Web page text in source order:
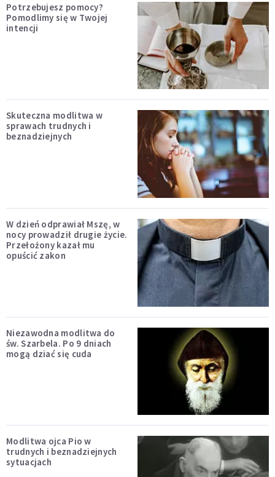
Potrzebujesz pomocy?
Pomodlimy się w Twojej
intencji
Skuteczna modlitwa w
sprawach trudnych i
beznadziejnych
W dzień odprawiał Mszę, w
nocy prowadził drugie życie.
Przełożony kazał mu
opuścić zakon
Niezawodna modlitwa do
św. Szarbela. Po 9 dniach
mogą dziać się cuda
Modlitwa ojca Pio w
trudnych i beznadziejnych
sytuacjach